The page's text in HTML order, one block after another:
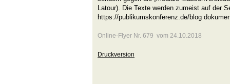
Latour). Die Texte werden zumeist auf der
https://publikumskonferenz.de/blog
Online-Flyer Nr. 679 vom 24.10.2018
Druckversion